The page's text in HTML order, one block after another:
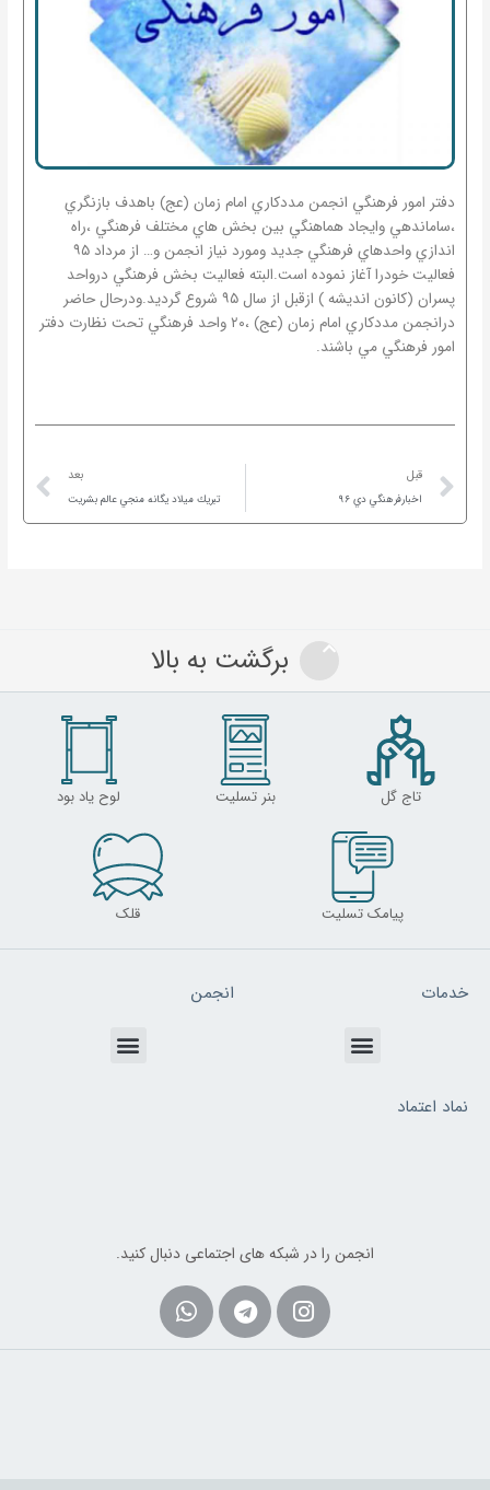
دفتر امور فرهنگي انجمن مددكاري امام زمان (عج) باهدف بازنگري
،ساماندهي وايجاد هماهنگي بين بخش هاي مختلف فرهنگي ،راه
اندازي واحدهاي فرهنگي جديد ومورد نياز انجمن و… از مرداد ۹۵
فعاليت خودرا آغاز نموده است.البته فعاليت بخش فرهنگي درواحد
پسران (كانون انديشه ) ازقبل از سال ۹۵ شروع گرديد.ودرحال حاضر
درانجمن مددكاري امام زمان (عج) ،۲۰ واحد فرهنگي تحت نظارت دفتر
امور فرهنگي مي باشند.
Prev
قبل
اخبارفرهنگي دي ۹۶
بعد
تبريك ميلاد يگانه منجي عالم بشريت
برگشت به بالا
تاج گل بنر تسلیت لوح یاد بود
پیامک تسلیت قلک
خدمات
Menu
انجمن
Menu
نماد اعتماد
انجمن را در شبکه های اجتماعی دنبال کنید.
Instagram
Telegram
Whatsapp